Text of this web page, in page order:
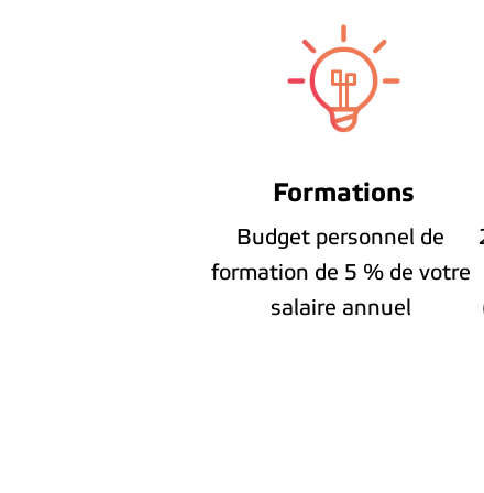
Formations
Budget personnel de
formation de 5 % de votre
salaire annuel